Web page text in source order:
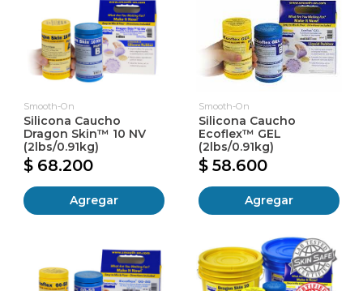
Smooth-On
Silicona Caucho
Dragon Skin™ 10 NV
(2lbs/0.91kg)
$ 68.200
Agregar
Smooth-On
Silicona Caucho
Ecoflex™ GEL
(2lbs/0.91kg)
$ 58.600
Agregar